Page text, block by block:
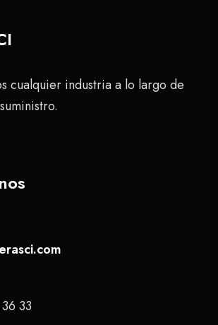
cualquier industria a lo largo de
33